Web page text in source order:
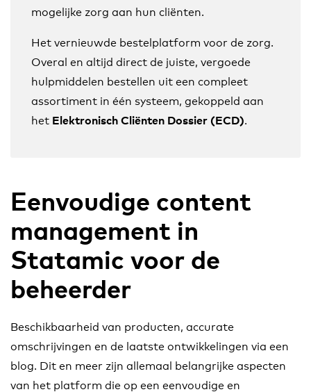
mogelijke zorg aan hun cliënten.
Het vernieuwde bestelplatform voor de zorg.
Overal en altijd direct de juiste, vergoede
hulpmiddelen bestellen uit een compleet
assortiment in één systeem, gekoppeld aan
het Elektronisch Cliënten Dossier (ECD).
Eenvoudige content
management in
Statamic voor de
beheerder
Beschikbaarheid van producten, accurate
omschrijvingen en de laatste ontwikkelingen via een
blog. Dit en meer zijn allemaal belangrijke aspecten
van het platform die op een eenvoudige en